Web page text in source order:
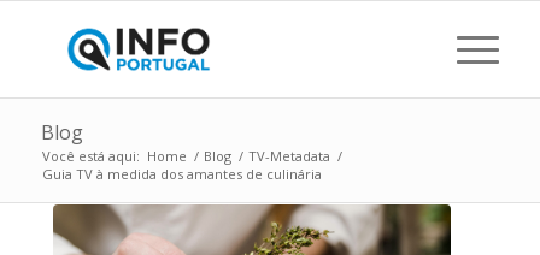
Blog
Você está aqui: Home / Blog / TV-Metadata /
Guia TV à medida dos amantes de culinária